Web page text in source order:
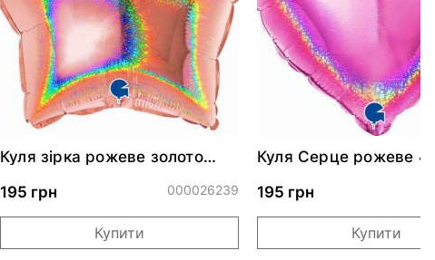
Куля зірка рожеве золото
195 грн
000026239
Купити
Куля Серце рожеве
195 грн
Купити